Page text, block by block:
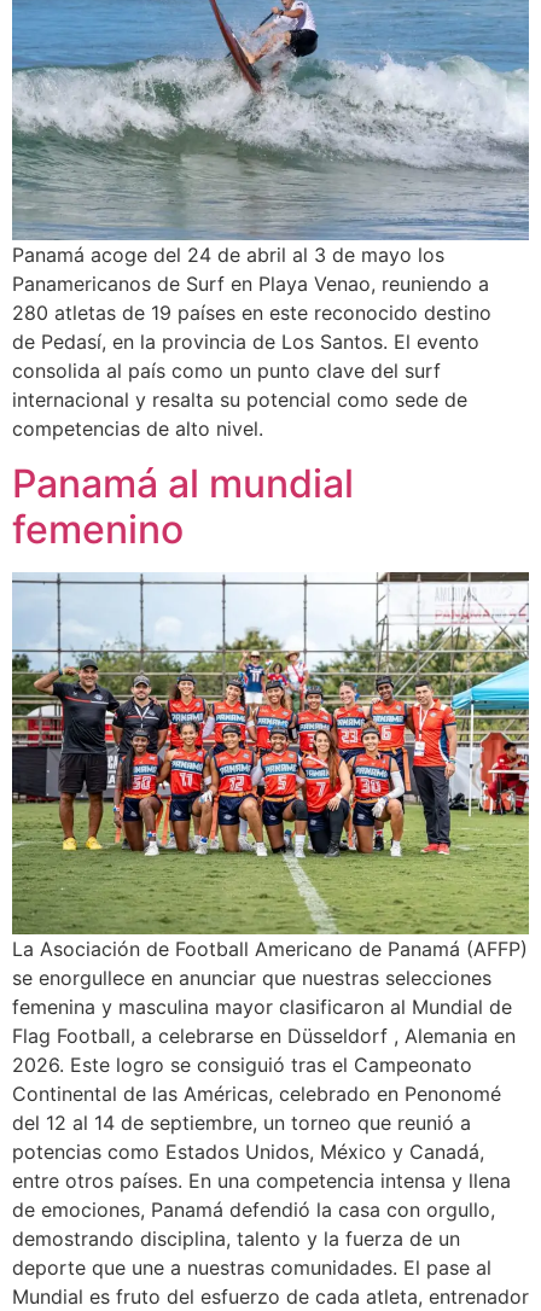
Panamá acoge del 24 de abril al 3 de mayo los
Panamericanos de Surf en Playa Venao, reuniendo a
280 atletas de 19 países en este reconocido destino
de Pedasí, en la provincia de Los Santos. El evento
consolida al país como un punto clave del surf
internacional y resalta su potencial como sede de
competencias de alto nivel.
Panamá al mundial
femenino
La Asociación de Football Americano de Panamá (AFFP)
se enorgullece en anunciar que nuestras selecciones
femenina y masculina mayor clasificaron al Mundial de
Flag Football, a celebrarse en Düsseldorf , Alemania en
2026. Este logro se consiguió tras el Campeonato
Continental de las Américas, celebrado en Penonomé
del 12 al 14 de septiembre, un torneo que reunió a
potencias como Estados Unidos, México y Canadá,
entre otros países. En una competencia intensa y llena
de emociones, Panamá defendió la casa con orgullo,
demostrando disciplina, talento y la fuerza de un
deporte que une a nuestras comunidades. El pase al
Mundial es fruto del esfuerzo de cada atleta, entrenador